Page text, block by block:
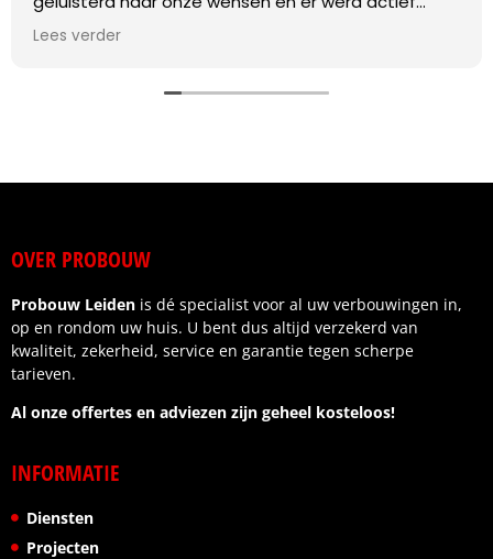
meegedacht over praktische oplossingen.
detail uitgevoerd. Daarnaast werd de planning
afspraken werden nagekomen.
het gevoel dat je als klant centraal staat. Wij zijn
Ik kan deze aannemer dan ook van harte
aanbevelen aan iedereen die op zoek is naar
kwaliteit, vakmanschap en een fijne samenwerking.
Lees verder
OVER PROBOUW
Probouw Leiden is dé specialist voor al uw verbouwingen in,
op en rondom uw huis. U bent dus altijd verzekerd van
kwaliteit, zekerheid, service en garantie tegen scherpe
tarieven.
Al onze offertes en adviezen zijn geheel kosteloos!
INFORMATIE
Diensten
Projecten